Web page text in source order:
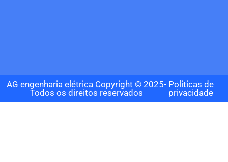
AG engenharia elétrica Copyright © 2025-
Todos os direitos reservados
Politicas de
privacidade